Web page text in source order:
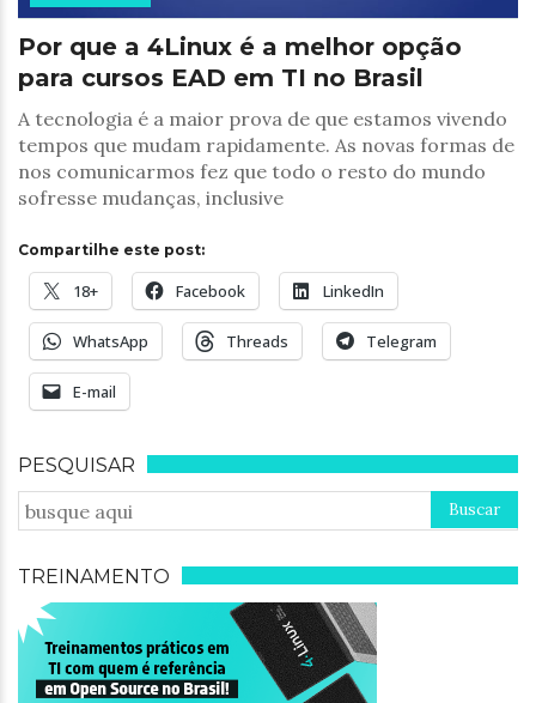
Por que a 4Linux é a melhor opção
para cursos EAD em TI no Brasil
A tecnologia é a maior prova de que estamos vivendo
tempos que mudam rapidamente. As novas formas de
nos comunicarmos fez que todo o resto do mundo
sofresse mudanças, inclusive
Compartilhe este post:
18+ Facebook LinkedIn
WhatsApp Threads Telegram
E-mail
PESQUISAR
TREINAMENTO